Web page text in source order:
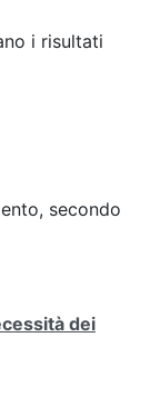
i risultati
secondo
dei